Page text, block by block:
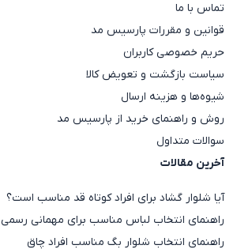
تماس با ما
قوانین و مقررات پارسیس مد
حریم خصوصی کاربران
سیاست بازگشت و تعویض کالا
شیوه‌ها و هزینه ارسال
روش و راهنمای خرید از پارسیس مد
سوالات متداول
آخرین مقالات
آیا شلوار گشاد برای افراد کوتاه قد مناسب است؟
راهنمای انتخاب لباس مناسب برای مهمانی رسمی
راهنمای انتخاب شلوار بگ مناسب افراد چاق